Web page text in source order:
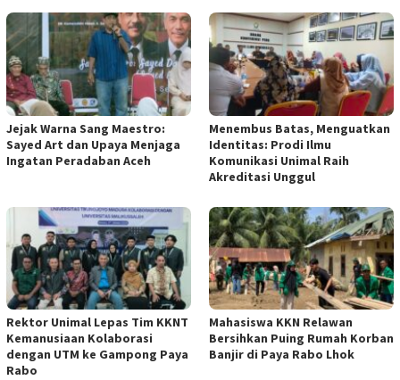
Jejak Warna Sang Maestro:
Sayed Art dan Upaya Menjaga
Ingatan Peradaban Aceh
Menembus Batas, Menguatkan
Identitas: Prodi Ilmu
Komunikasi Unimal Raih
Akreditasi Unggul
Rektor Unimal Lepas Tim KKNT
Kemanusiaan Kolaborasi
dengan UTM ke Gampong Paya
Rabo
Mahasiswa KKN Relawan
Bersihkan Puing Rumah Korban
Banjir di Paya Rabo Lhok